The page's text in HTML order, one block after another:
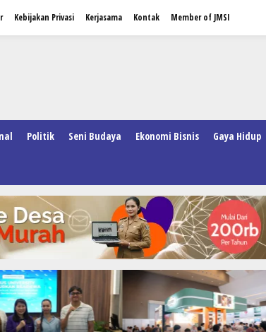
Kebijakan Privasi Kerjasama Kontak Member of JMSI
Politik Seni Budaya Ekonomi Bisnis Gaya Hidup